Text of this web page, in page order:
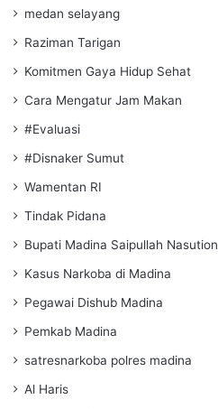
medan selayang
Raziman Tarigan
Komitmen Gaya Hidup Sehat
Cara Mengatur Jam Makan
#Evaluasi
#Disnaker Sumut
Wamentan RI
Tindak Pidana
Bupati Madina Saipullah Nasution
Kasus Narkoba di Madina
Pegawai Dishub Madina
Pemkab Madina
satresnarkoba polres madina
Al Haris